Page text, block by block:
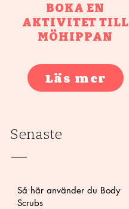
BOKA EN
AKTIVITET TILL
MÖHIPPAN
Läs mer
Så här använder du Body
Scrubs
Senaste